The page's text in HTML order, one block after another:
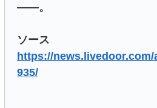
――。
ソース
https://
935/